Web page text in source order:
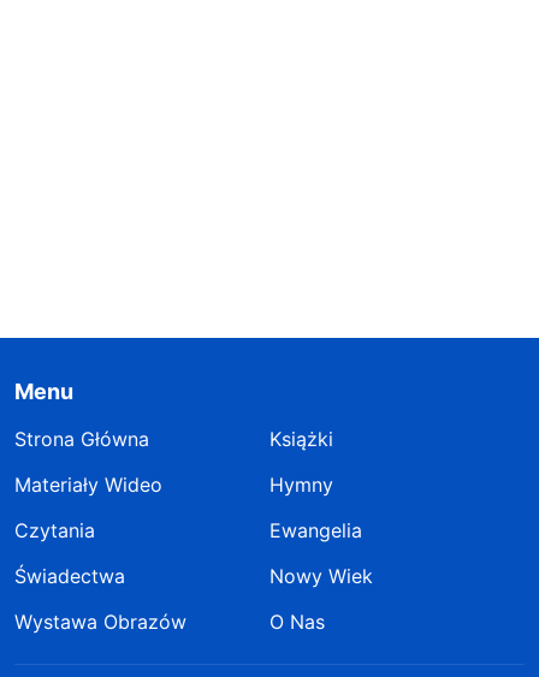
Menu
Strona Główna
Książki
Materiały Wideo
Hymny
Czytania
Ewangelia
Świadectwa
Nowy Wiek
Wystawa Obrazów
O Nas